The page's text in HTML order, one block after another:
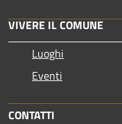
VIVERE IL COMUNE
Luoghi
Eventi
CONTATTI